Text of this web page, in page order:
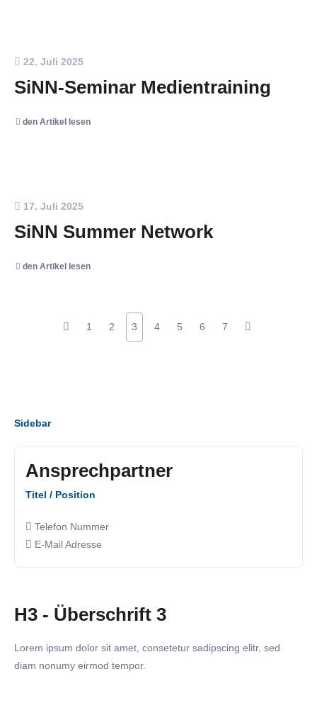
22. Juli 2025
SiNN-Seminar Medientraining
den Artikel lesen
17. Juli 2025
SiNN Summer Network
den Artikel lesen
1 2 3 4 5 6 7
Sidebar
Ansprechpartner
Titel / Position
Telefon Nummer
E-Mail Adresse
H3 - Überschrift 3
Lorem ipsum dolor sit amet, consetetur sadipscing elitr, sed
diam nonumy eirmod tempor.